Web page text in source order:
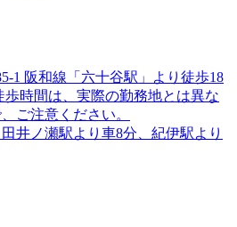
1 阪和線「六十谷駅」より徒歩18
時間は、実際の勤務地とは異な
ご注意ください。
井ノ瀬駅より車8分、紀伊駅より